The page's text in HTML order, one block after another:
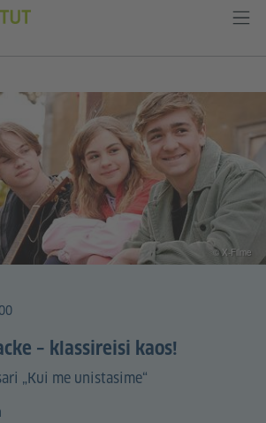
– klassireisi kaos!
„Kui me unistasime“
© X-Filme